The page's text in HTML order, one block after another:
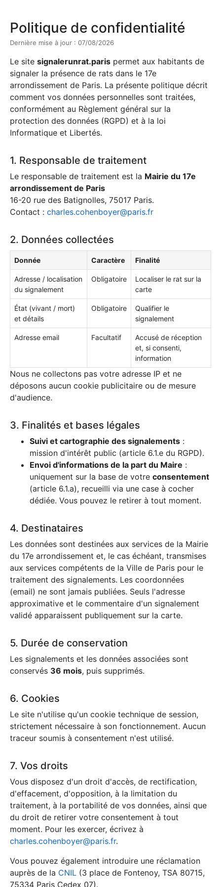
Politique de confidentialité
Dernière mise à jour : 07/08/2026
Le site signalerunrat.paris permet aux habitants de
signaler la présence de rats dans le 17e
arrondissement de Paris. La présente politique décrit
comment vos données personnelles sont traitées,
conformément au Règlement général sur la
protection des données (RGPD) et à la loi
Informatique et Libertés.
1. Responsable de traitement
Le responsable de traitement est la Mairie du 17e
arrondissement de Paris
16-20 rue des Batignolles, 75017 Paris.
Contact : charles.cohenboyer@paris.fr
2. Données collectées
Donnée Caractère Finalité
Adresse / localisation
du signalement
Obligatoire
Localiser le rat sur la
carte
État (vivant / mort)
et détails
Obligatoire
Qualifier le
signalement
Adresse email Facultatif
Accusé de réception
et, si consenti,
information
Nous ne collectons pas votre adresse IP et ne
déposons aucun cookie publicitaire ou de mesure
d'audience.
3. Finalités et bases légales
Suivi et cartographie des signalements :
mission d'intérêt public (article 6.1.e du RGPD).
Envoi d'informations de la part du Maire :
uniquement sur la base de votre consentement
(article 6.1.a), recueilli via une case à cocher
dédiée. Vous pouvez le retirer à tout moment.
4. Destinataires
Les données sont destinées aux services de la Mairie
du 17e arrondissement et, le cas échéant, transmises
aux services compétents de la Ville de Paris pour le
traitement des signalements. Les coordonnées
(email) ne sont jamais publiées. Seuls l'adresse
approximative et le commentaire d'un signalement
validé apparaissent publiquement sur la carte.
5. Durée de conservation
Les signalements et les données associées sont
conservés 36 mois, puis supprimés.
6. Cookies
Le site n'utilise qu'un cookie technique de session,
strictement nécessaire à son fonctionnement. Aucun
traceur soumis à consentement n'est utilisé.
7. Vos droits
Vous disposez d'un droit d'accès, de rectification,
d'effacement, d'opposition, à la limitation du
traitement, à la portabilité de vos données, ainsi que
du droit de retirer votre consentement à tout
moment. Pour les exercer, écrivez à
charles.cohenboyer@paris.fr.
Vous pouvez également introduire une réclamation
auprès de la CNIL (3 place de Fontenoy, TSA 80715,
75334 Paris Cedex 07).